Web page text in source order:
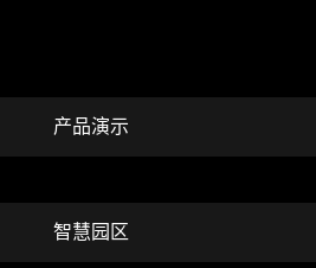
产品演示
智慧园区